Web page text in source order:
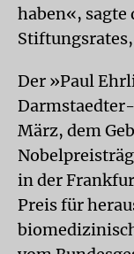
haben«, sagte
Der »Paul
März, dem
in der
Preis für